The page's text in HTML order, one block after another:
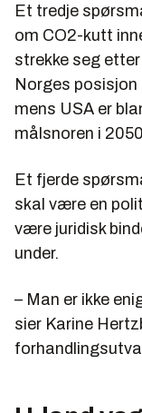
Et tredje
om CO2-kutt
strekke seg
Norges
mens USA er
målsnoren i
Et fjerde
skal være en
være juridisk
under.
– Man er ikke
sier Karine